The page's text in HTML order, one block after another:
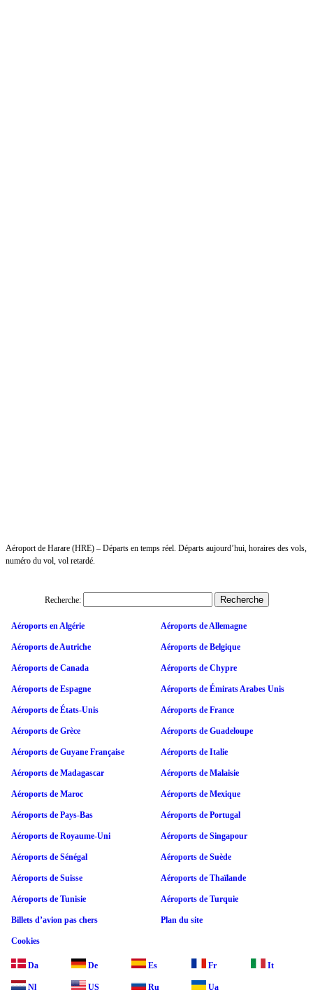
Aéroport de Harare (HRE) – Départs en temps réel. Départs aujourd’hui, horaires des vols,
numéro du vol, vol retardé.
Recherche:
Aéroports en Algérie Aéroports de Allemagne
Aéroports de Autriche Aéroports de Belgique
Aéroports de Canada Aéroports de Chypre
Aéroports de Espagne Aéroports de Émirats Arabes Unis
Aéroports de États-Unis Aéroports de France
Aéroports de Grèce Aéroports de Guadeloupe
Aéroports de Guyane Française Aéroports de Italie
Aéroports de Madagascar Aéroports de Malaisie
Aéroports de Maroc Aéroports de Mexique
Aéroports de Pays-Bas Aéroports de Portugal
Aéroports de Royaume-Uni Aéroports de Singapour
Aéroports de Sénégal Aéroports de Suède
Aéroports de Suisse Aéroports de Thaïlande
Aéroports de Tunisie Aéroports de Turquie
Billets d’avion pas chers Plan du site
Cookies
Da De Es Fr It
Nl US Ru Ua